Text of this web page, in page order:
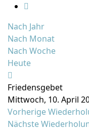
Nach Jahr
Nach Monat
Nach Woche
Heute
Friedensgebet
Mittwoch, 10. April
Vorherige
Nächste